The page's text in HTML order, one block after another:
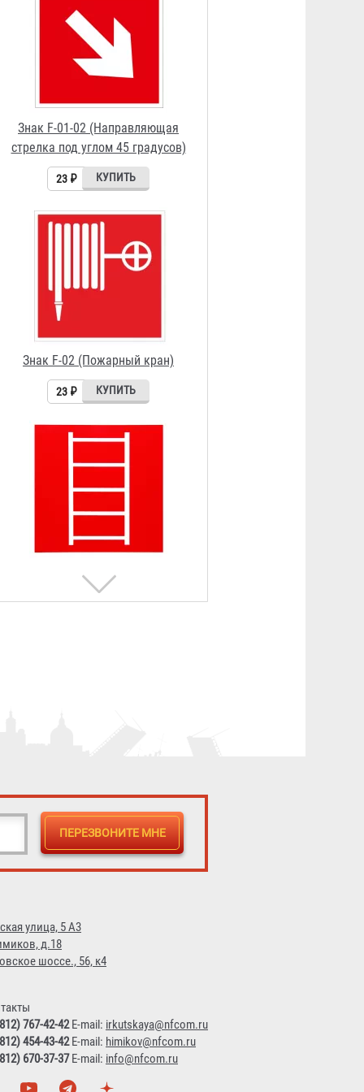
Знак F-02 (Пожарный кран)
Знак F-03 (Пожарная лестница)
Знак F-04 (Огнетушитель)
улица, 5 А3
д.18
шоссе., 56, к4
767-42-42E-mail: irkutskaya@nfcom.ru
454-43-42E-mail: himikov@nfcom.ru
670-37-37E-mail: info@nfcom.ru